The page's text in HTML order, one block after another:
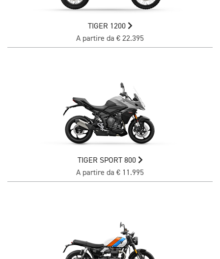
TIGER 1200
A partire da € 22.395
TIGER SPORT 800
A partire da € 11.995